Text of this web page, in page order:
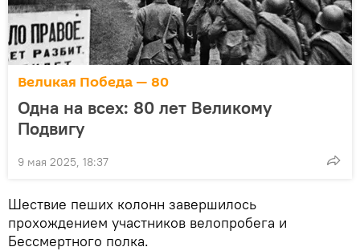
Великая Победа — 80
Одна на всех: 80 лет Великому
Подвигу
9 мая 2025, 18:37
Шествие пеших колонн завершилось
прохождением участников велопробега и
Бессмертного полка.